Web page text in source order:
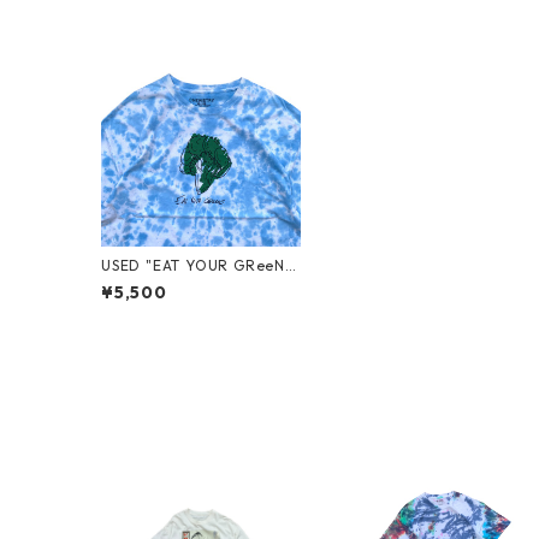
USED "EAT YOUR GReeNS"
TIE-DYE TEE
¥5,500